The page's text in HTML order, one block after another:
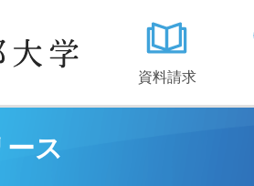
資料請求
ス